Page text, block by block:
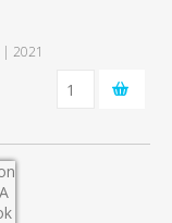
| 2021